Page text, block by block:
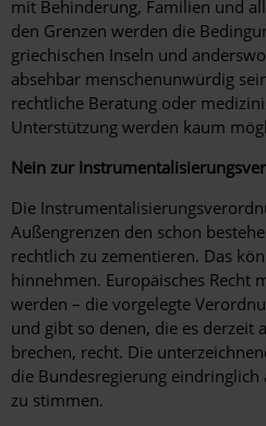
mit Behinderung, Familien und
den Grenzen werden die
griechischen Inseln und
absehbar menschenunwürdig
rechtliche Beratung oder
Unterstützung werden kaum
Nein zur
Die
Außengrenzen den schon
rechtlich zu zementieren. Das
hinnehmen. Europäisches Recht
werden – die vorgelegte
und gibt so denen, die es derzeit
brechen, recht. Die
die Bundesregierung eindringlich
zu stimmen.